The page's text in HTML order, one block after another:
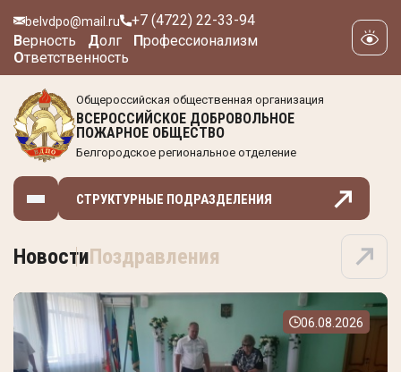
belvdpo@mail.ru
+7 (4722) 22-33-94
Верность Долг Профессионализм
Ответственность
Общероссийская общественная организация
ВСЕРОССИЙСКОЕ ДОБРОВОЛЬНОЕ
ПОЖАРНОЕ ОБЩЕСТВО
Белгородское региональное отделение
СТРУКТУРНЫЕ ПОДРАЗДЕЛЕНИЯ
НовостиПоздравления
06.08.2026